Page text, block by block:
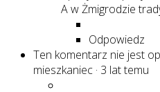
A w Żmigrodzie
Odpowiedz
Ten komentarz nie jest
mieszkaniec · 3 lat temu